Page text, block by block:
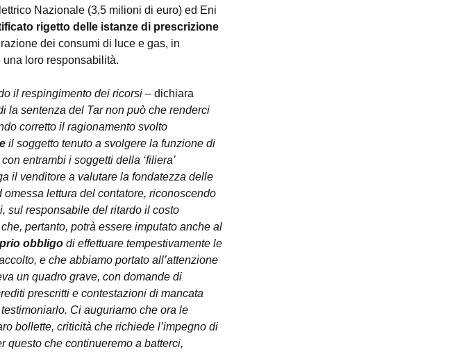
Nazionale (3,5 milioni di euro) ed Eni
rigetto delle istanze di prescrizione
dei consumi di luce e gas, in
loro responsabilità.
il respingimento dei ricorsi – dichiara
la sentenza del Tar non può che renderci
corretto il ragionamento svolto
il soggetto tenuto a svolgere la funzione di
entrambi i soggetti della ‘filiera’
il venditore a valutare la fondatezza delle
lettura del contatore, riconoscendo
sul responsabile del ritardo il costo
pertanto, potrà essere imputato anche al
obbligo di effettuare tempestivamente le
e che abbiamo portato all’attenzione
un quadro grave, con domande di
prescritti e contestazioni di mancata
Ci auguriamo che ora le
bollette, criticità che richiede l’impegno di
questo che continueremo a batterci,